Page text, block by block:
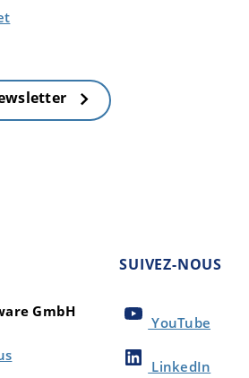
GmbH
SUIVEZ-NOUS
YouTube
LinkedIn